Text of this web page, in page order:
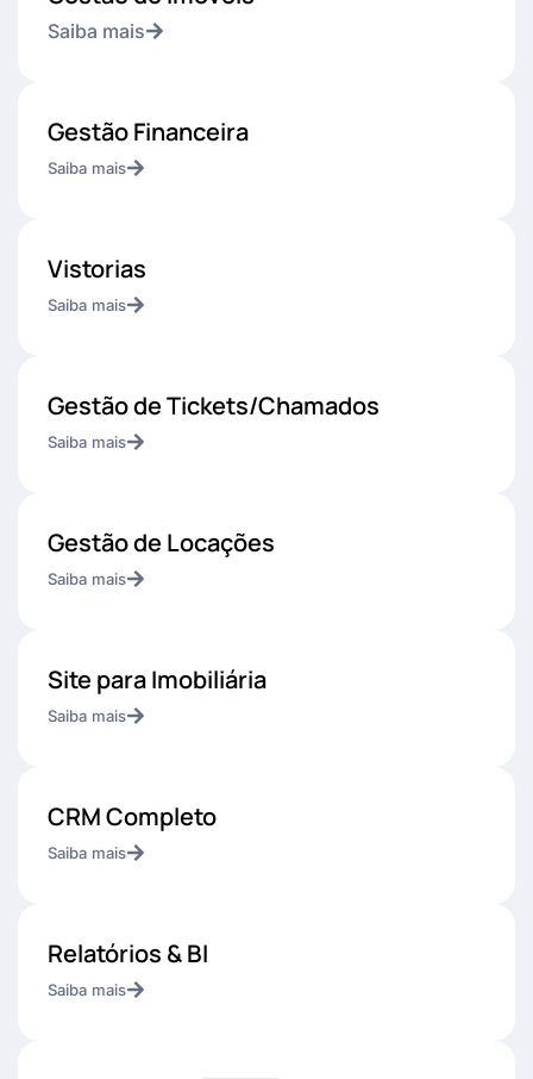
Saiba mais
Gestão Financeira
Saiba mais
Vistorias
Saiba mais
Gestão de Tickets/Chamados
Saiba mais
Gestão de Locações
Saiba mais
Site para Imobiliária
Saiba mais
CRM Completo
Saiba mais
Relatórios & BI
Saiba mais